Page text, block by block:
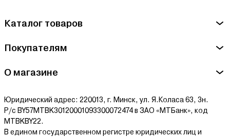
Каталог товаров
Покупателям
О магазине
Юридический адрес: 220013, г. Минск, ул. Я.Коласа 63, 3н.
Р/с BY57MTBK30120001093300072474 в ЗАО «МТБанк», код
MTBKBY22.
В едином государственном регистре юридических лиц и